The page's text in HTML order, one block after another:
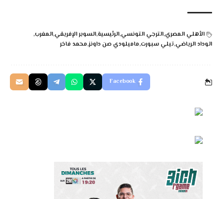
الأهلي المصريالترجي التونسيالرئيسيةالسوبر الإفريقيالمغرب
الوداد الرياضيتيلي سبورتماميلودي صن داونزمحمد فاخر
Facebook